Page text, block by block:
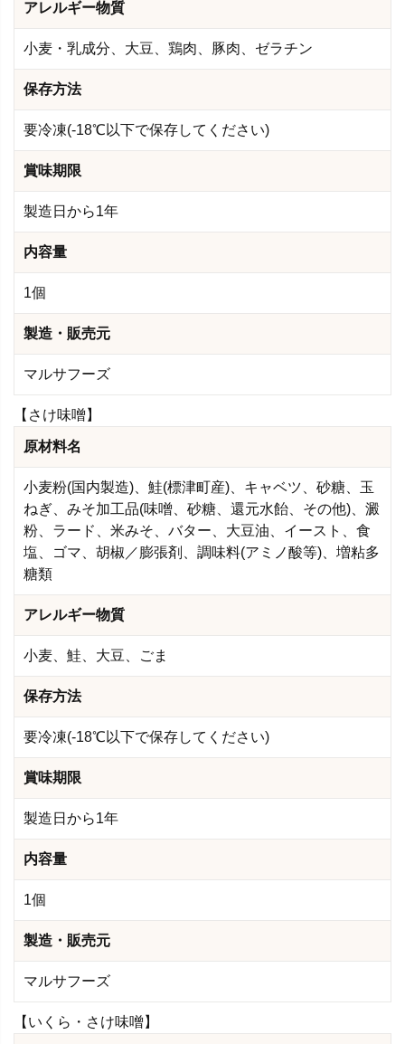
アレルギー物質
小麦・乳成分、大豆、鶏肉、豚肉、ゼラチン
保存方法
要冷凍(-18℃以下で保存してください)
賞味期限
製造日から1年
内容量
1個
製造・販売元
マルサフーズ
【さけ味噌】
原材料名
小麦粉(国内製造)、鮭(標津町産)、キャベツ、砂糖、玉
ねぎ、みそ加工品(味噌、砂糖、還元水飴、その他)、澱
粉、ラード、米みそ、バター、大豆油、イースト、食
塩、ゴマ、胡椒／膨張剤、調味料(アミノ酸等)、増粘多
糖類
アレルギー物質
小麦、鮭、大豆、ごま
保存方法
要冷凍(-18℃以下で保存してください)
賞味期限
製造日から1年
内容量
1個
製造・販売元
マルサフーズ
【いくら・さけ味噌】